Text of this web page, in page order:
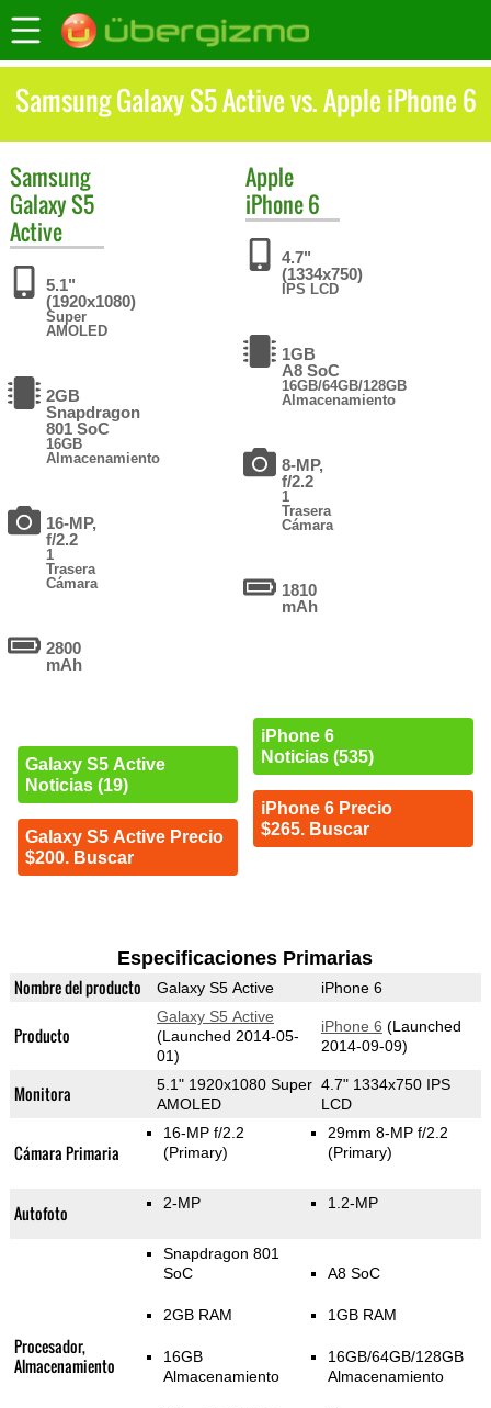
Samsung Galaxy S5 Active vs. Apple iPhone 6
Samsung
Galaxy S5
Active
5.1"
(1920x1080)
Super
AMOLED
2GB
Snapdragon
801 SoC
16GB
Almacenamiento
16-MP,
f/2.2
1
Trasera
Cámara
2800
mAh
Galaxy S5 Active
Noticias (19)
Galaxy S5 Active Precio
$200. Buscar
Apple
iPhone 6
4.7"
(1334x750)
IPS LCD
1GB
A8 SoC
16GB/64GB/128GB
Almacenamiento
8-MP,
f/2.2
1
Trasera
Cámara
1810
mAh
iPhone 6
Noticias (535)
iPhone 6 Precio
$265. Buscar
Especificaciones Primarias
Nombre del producto Galaxy S5 Active iPhone 6
Producto
Galaxy S5 Active
(Launched 2014-05-
01)
iPhone 6 (Launched
2014-09-09)
Monitora
5.1" 1920x1080 Super
AMOLED
4.7" 1334x750 IPS
LCD
Cámara Primaria
16-MP f/2.2
(Primary)
29mm 8-MP f/2.2
(Primary)
Autofoto 2-MP 1.2-MP
Procesador,
Almacenamiento
Snapdragon 801
SoC
2GB RAM
16GB
Almacenamiento
A8 SoC
1GB RAM
16GB/64GB/128GB
Almacenamiento